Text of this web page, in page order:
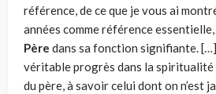
référence, de ce que je vous ai
années comme référence
Père dans sa fonction signi­fiante.
véritable progrès dans la
du père, à savoir celui dont on n’est